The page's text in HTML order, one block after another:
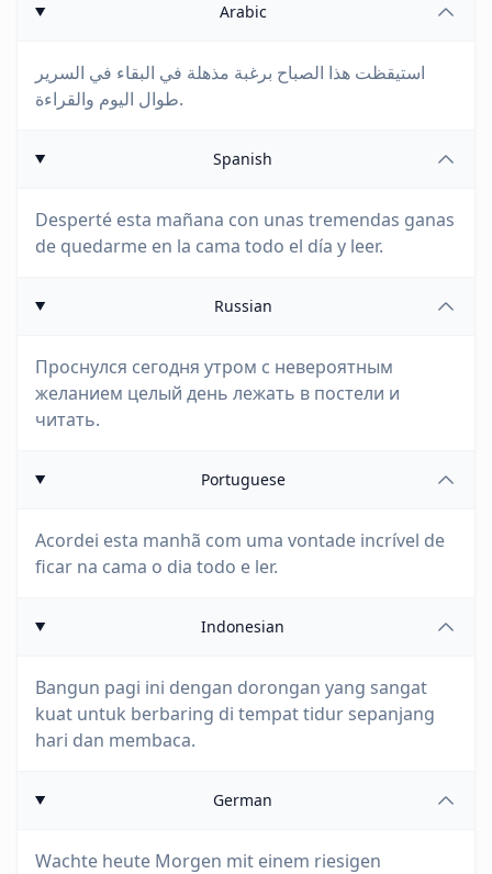
Arabic
استيقظت هذا الصباح برغبة مذهلة في البقاء في السرير
طوال اليوم والقراءة.
Spanish
Desperté esta mañana con unas tremendas ganas
de quedarme en la cama todo el día y leer.
Russian
Проснулся сегодня утром с невероятным
желанием целый день лежать в постели и
читать.
Portuguese
Acordei esta manhã com uma vontade incrível de
ficar na cama o dia todo e ler.
Indonesian
Bangun pagi ini dengan dorongan yang sangat
kuat untuk berbaring di tempat tidur sepanjang
hari dan membaca.
German
Wachte heute Morgen mit einem riesigen